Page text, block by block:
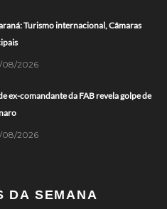
Turismo internacional, Câmaras
08/2026
ex-comandante da FAB revela golpe de
08/2026
DA SEMANA